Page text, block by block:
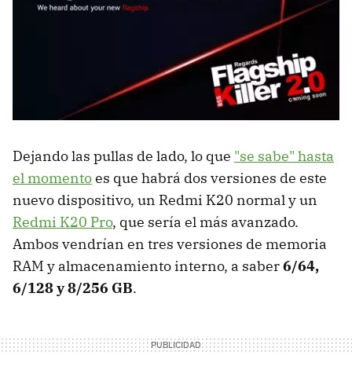
Dejando las pullas de lado, lo que "se sabe" hasta
el momentoes que habrá dos versiones de este
nuevo dispositivo, un Redmi K20 normal y un
Redmi K20 Pro, que sería el más avanzado.
Ambos vendrían en tres versiones de memoria
RAM y almacenamiento interno, a saber6/64,
6/128 y 8/256 GB.